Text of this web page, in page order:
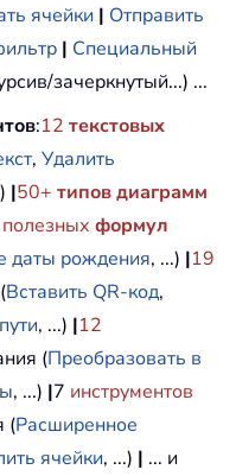
ячейки | Отправить
| Специальный
зачеркнутый...) ...
:12 текстовых
, Удалить
|50+ типов диаграмм
формул
даты рождения, ...) |19
Вставить QR-код,
, ...) |12
(Преобразовать в
, ...) |7 инструментов
(Расширенное
ячейки, ...) | ... и